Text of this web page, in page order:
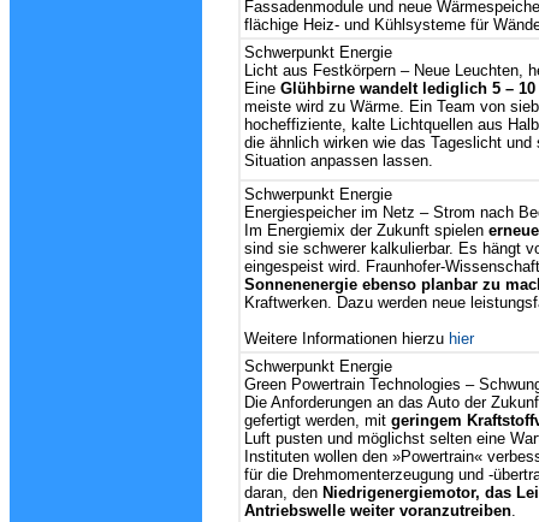
Fassadenmodule und neue
flächige Heiz- und Kühlsysteme für
Schwerpunkt Energie
Licht aus Festkörpern – Neue Leuchten,
Eine Glühbirne wandelt lediglich 5 – 10
meiste wird zu Wärme. Ein Team von
hocheffiziente, kalte Lichtquellen aus
die ähnlich wirken wie das Tageslicht
Situation anpassen lassen.
Schwerpunkt Energie
Energiespeicher im Netz – Strom nach
Im Energiemix der Zukunft spielen
sind sie schwerer kalkulierbar. Es hängt
eingespeist wird. Fraunhofer-
Sonnenenergie ebenso planbar zu
Kraftwerken. Dazu werden neue
Weitere Informationen hierzu hier
Schwerpunkt Energie
Green Powertrain Technologies –
Die Anforderungen an das Auto der
gefertigt werden, mit geringem
Luft pusten und möglichst selten eine
Instituten wollen den »Powertrain«
für die Drehmomenterzeugung und -
daran, den Niedrigenergiemotor, das
Antriebswelle weiter voranzutreiben.